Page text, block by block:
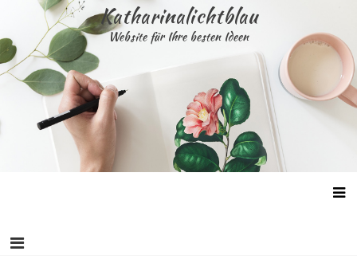
content
Katharinalichtblau
Website für Ihre besten Ideen